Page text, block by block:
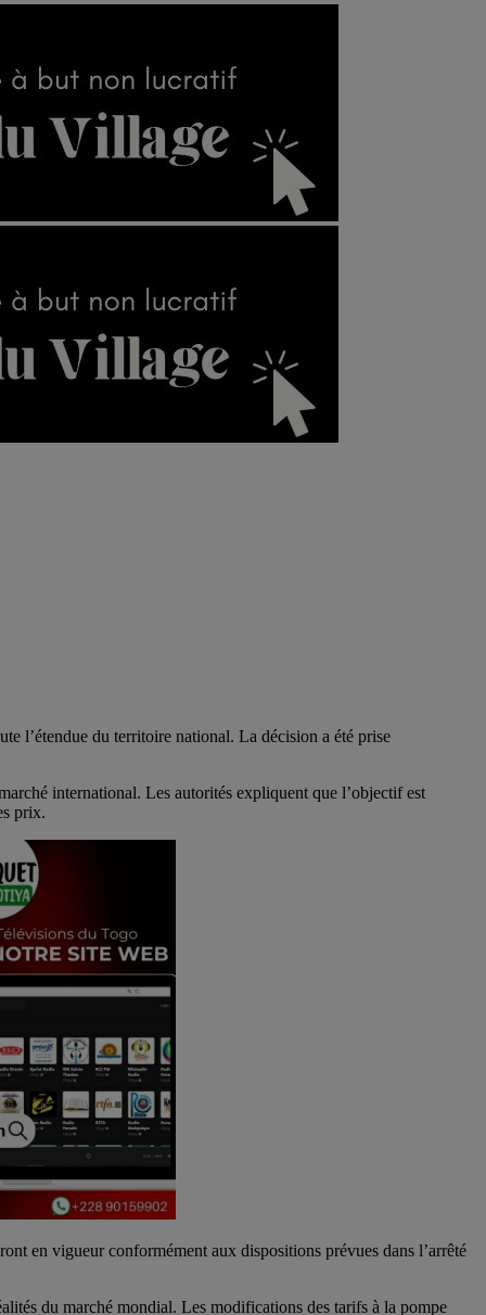
l’étendue du territoire national. La décision a été prise
international. Les autorités expliquent que l’objectif est
prix.
en vigueur conformément aux dispositions prévues dans l’arrêté
du marché mondial. Les modifications des tarifs à la pompe